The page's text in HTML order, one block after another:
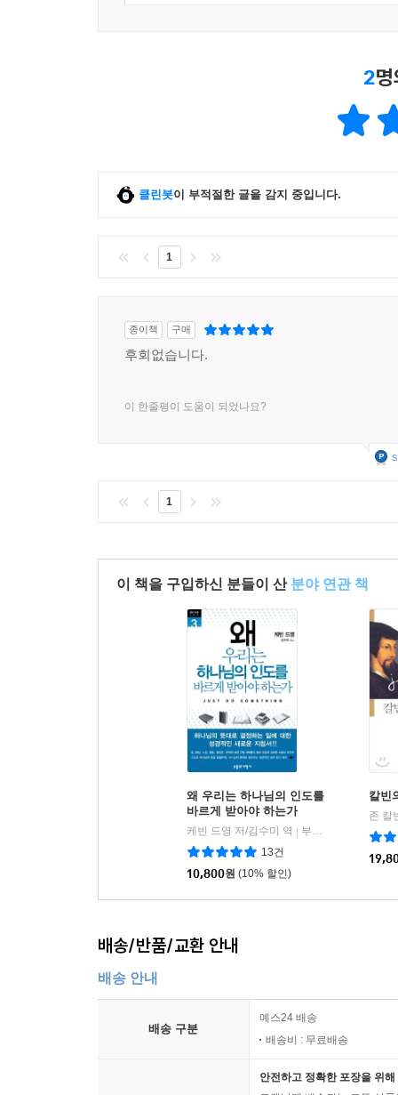
2
클린봇이 부적절한 글을 감지 중입니다.
1
종이책 구매
후회없습니다.
이 한줄평이 도움이 되었나요?
1
이 책을 구입하신 분들이 산 분야 연관 책
왜 우리는 하나님의 인도를
바르게 받아야 하는가
케빈 드영 저/김수미 역
부흥과개혁사
13건
10,800원 (10% 할인)
칼빈
존 칼
배송/반품/교환 안내
배송 안내
배송 구분
예스24 배송
배송비 : 무료배송
안전하고 정확한 포장을 위